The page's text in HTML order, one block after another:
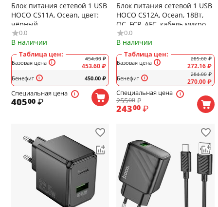
Блок питания сетевой 1 USB
HOCO CS11A, Ocean, цвет:
чёрный
0.0
В наличии
Таблица цен:
Базовая цена
Бенефит
454.00 ₽
453.60₽
450.00 ₽
Специальная цена
40500 ₽
Блок питания сетевой 1 USB
HOCO CS12A, Ocean, 18Вт,
QC, FCP, AFC, кабель микро
USB, цвет: чёрный
0.0
В наличии
Таблица цен:
Базовая цена
Бенефит
285.60 ₽
272.16₽
284.00 ₽
270.00₽
Специальная цена
25500₽
24300 ₽